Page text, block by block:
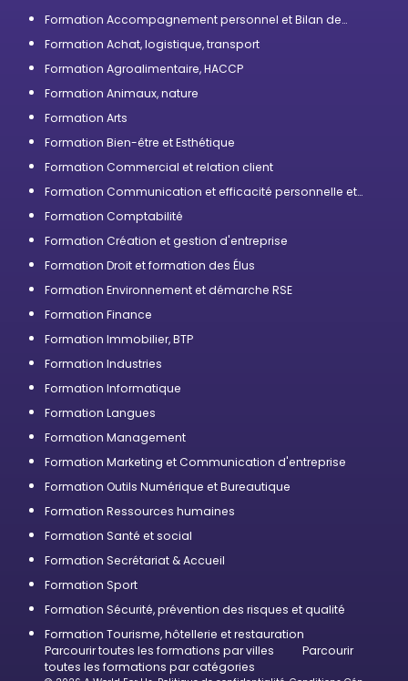
Formation Accompagnement personnel et Bilan de
Formation Achat, logistique, transport
Formation Agroalimentaire, HACCP
Formation Animaux, nature
Formation Arts
Formation Bien-être et Esthétique
Formation Commercial et relation client
Formation Communication et efficacité personnelle et
Formation Comptabilité
Formation Création et gestion d'entreprise
Formation Droit et formation des Élus
Formation Environnement et démarche RSE
Formation Finance
Formation Immobilier, BTP
Formation Industries
Formation Informatique
Formation Langues
Formation Management
Formation Marketing et Communication d'entreprise
Formation Outils Numérique et Bureautique
Formation Ressources humaines
Formation Santé et social
Formation Secrétariat & Accueil
Formation Sport
Formation Sécurité, prévention des risques et qualité
Formation Tourisme, hôtellerie et restauration
Parcourir toutes les formations par villes
Parcourir
toutes les formations par catégories